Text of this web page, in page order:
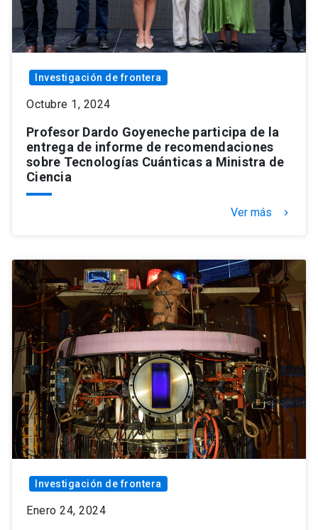
Investigación de frontera
Octubre 1, 2024
Profesor Dardo Goyeneche participa de la
entrega de informe de recomendaciones
sobre Tecnologías Cuánticas a Ministra de
Ciencia
Ver más keyboard_arrow_right
Investigación de frontera
Enero 24, 2024